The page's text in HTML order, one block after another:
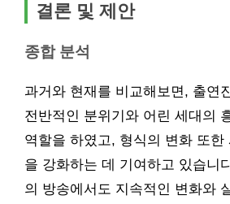
결론 및 제안
종합 분석
과거와 현재를 비교해보면, 출연
전반적인 분위기와 어린 세대의
역할을 하였고, 형식의 변화 또한
을 강화하는 데 기여하고 있습니
의 방송에서도 지속적인 변화와